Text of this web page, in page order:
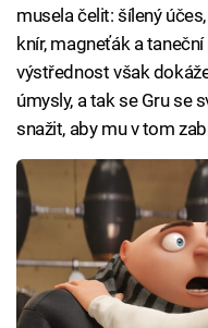
musela čelit: šílený
knír, magneťák a
výstřednost však
úmysly, a tak se Gru se
snažit, aby mu v tom